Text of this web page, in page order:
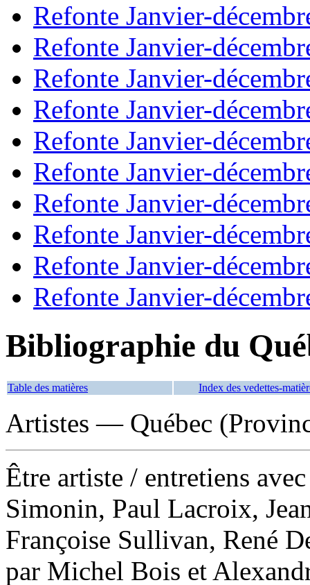
Refonte Janvier-
Refonte Janvier-
Refonte Janvier-
Refonte Janvier-
Refonte Janvier-
Refonte Janvier-
Refonte Janvier-
Refonte Janvier-
Refonte Janvier-
Refonte Janvier-
Bibliographie du
Table des matières Index des vedettes-
Artistes — Québec
Être artiste / entretiens
Simonin, Paul Lacroix,
Françoise Sullivan, René
par Michel Bois et